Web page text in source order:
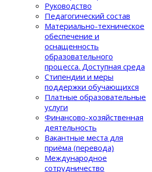
Руководство
Педагогический состав
Материально-техническое
обеспечение и
оснащенность
образовательного
процеcса. Доступная среда
Стипендии и меры
поддержки обучающихся
Платные образовательные
услуги
Финансово-хозяйственная
деятельность
Вакантные места для
приёма (перевода)
Международное
сотрудничество